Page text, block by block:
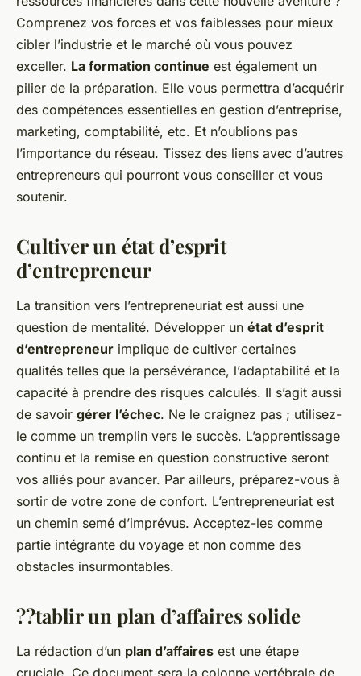
Comprenez vos forces et vos faiblesses pour mieux
cibler l’industrie et le marché où vous pouvez
exceller. La formation continue est également un
pilier de la préparation. Elle vous permettra d’acquérir
des compétences essentielles en gestion d’entreprise,
marketing, comptabilité, etc. Et n’oublions pas
l’importance du réseau. Tissez des liens avec d’autres
entrepreneurs qui pourront vous conseiller et vous
soutenir.
Cultiver un état d’esprit
d’entrepreneur
La transition vers l’entrepreneuriat est aussi une
question de mentalité. Développer un état d’esprit
d’entrepreneur implique de cultiver certaines
qualités telles que la persévérance, l’adaptabilité et la
capacité à prendre des risques calculés. Il s’agit aussi
de savoir gérer l’échec. Ne le craignez pas ; utilisez-
le comme un tremplin vers le succès. L’apprentissage
continu et la remise en question constructive seront
vos alliés pour avancer. Par ailleurs, préparez-vous à
sortir de votre zone de confort. L’entrepreneuriat est
un chemin semé d’imprévus. Acceptez-les comme
partie intégrante du voyage et non comme des
obstacles insurmontables.
??tablir un plan d’affaires solide
La rédaction d’un plan d’affaires est une étape